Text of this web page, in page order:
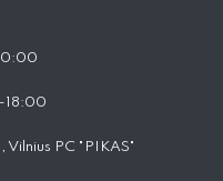
PC "PIKAS"